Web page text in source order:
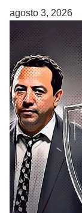
agosto 3, 2026